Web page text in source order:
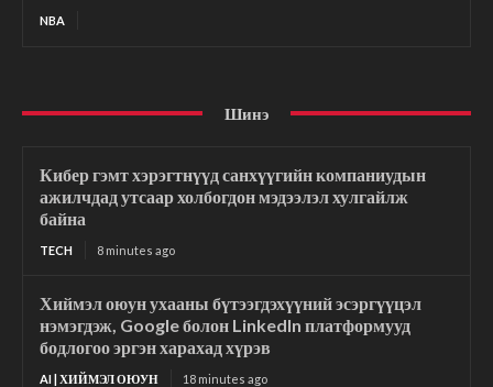
NBA
Шинэ
Кибер гэмт хэрэгтнүүд санхүүгийн компаниудын
ажилчдад утсаар холбогдон мэдээлэл хулгайлж
байна
TECH 8 minutes ago
Хиймэл оюун ухааны бүтээгдэхүүний эсэргүүцэл
нэмэгдэж, Google болон LinkedIn платформууд
бодлогоо эргэн харахад хүрэв
AI | ХИЙМЭЛ ОЮУН 18 minutes ago